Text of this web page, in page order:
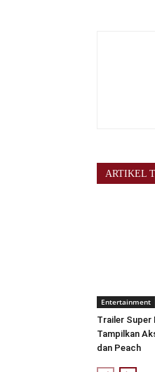
ARTIKEL
Entertainment
Trailer Super
Tampilkan
dan Peach